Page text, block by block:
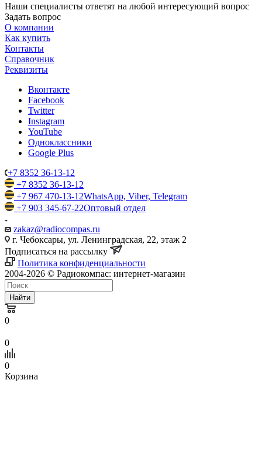
Наши специалисты ответят на любой интересующий вопрос
Задать вопрос
О компании
Как купить
Контакты
Справочник
Реквизиты
Вконтакте
Facebook
Twitter
Instagram
YouTube
Одноклассники
Google Plus
+7 8352 36-13-12
+7 8352 36-13-12
+7 967 470-13-12WhatsApp, Viber, Telegram
+7 903 345-67-22Оптовый отдел
zakaz@radiocompas.ru
г. Чебоксары, ул. Ленинградская, 22, этаж 2
Подписаться на рассылку
Политика конфиденциальности
2004-2026 © Радиокомпас: интернет-магазин
Найти
0
0
0
Корзина